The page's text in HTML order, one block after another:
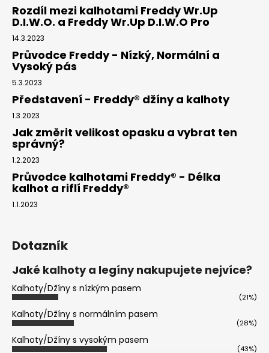
Rozdíl mezi kalhotami Freddy Wr.Up
D.I.W.O. a Freddy Wr.Up D.I.W.O Pro
14.3.2023
Průvodce Freddy - Nízký, Normální a
Vysoký pás
5.3.2023
Představení - Freddy® džíny a kalhoty
1.3.2023
Jak změrit velikost opasku a vybrat ten
správný?
1.2.2023
Průvodce kalhotami Freddy® - Délka
kalhot a riflí Freddy®
1.1.2023
Dotazník
Jaké kalhoty a legíny nakupujete nejvíce?
Kalhoty/Džíny s nízkým pasem
(21%)
Kalhoty/Džíny s normálním pasem
(28%)
Kalhoty/Džíny s vysokým pasem
(43%)